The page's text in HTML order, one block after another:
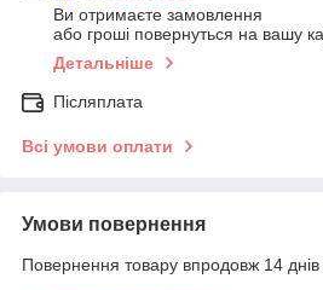
Ви отримаєте замовлення
або гроші повернуться на вашу
Детальніше
Післяплата
Всі умови оплати
Умови повернення
Повернення товару впродовж 14 днів